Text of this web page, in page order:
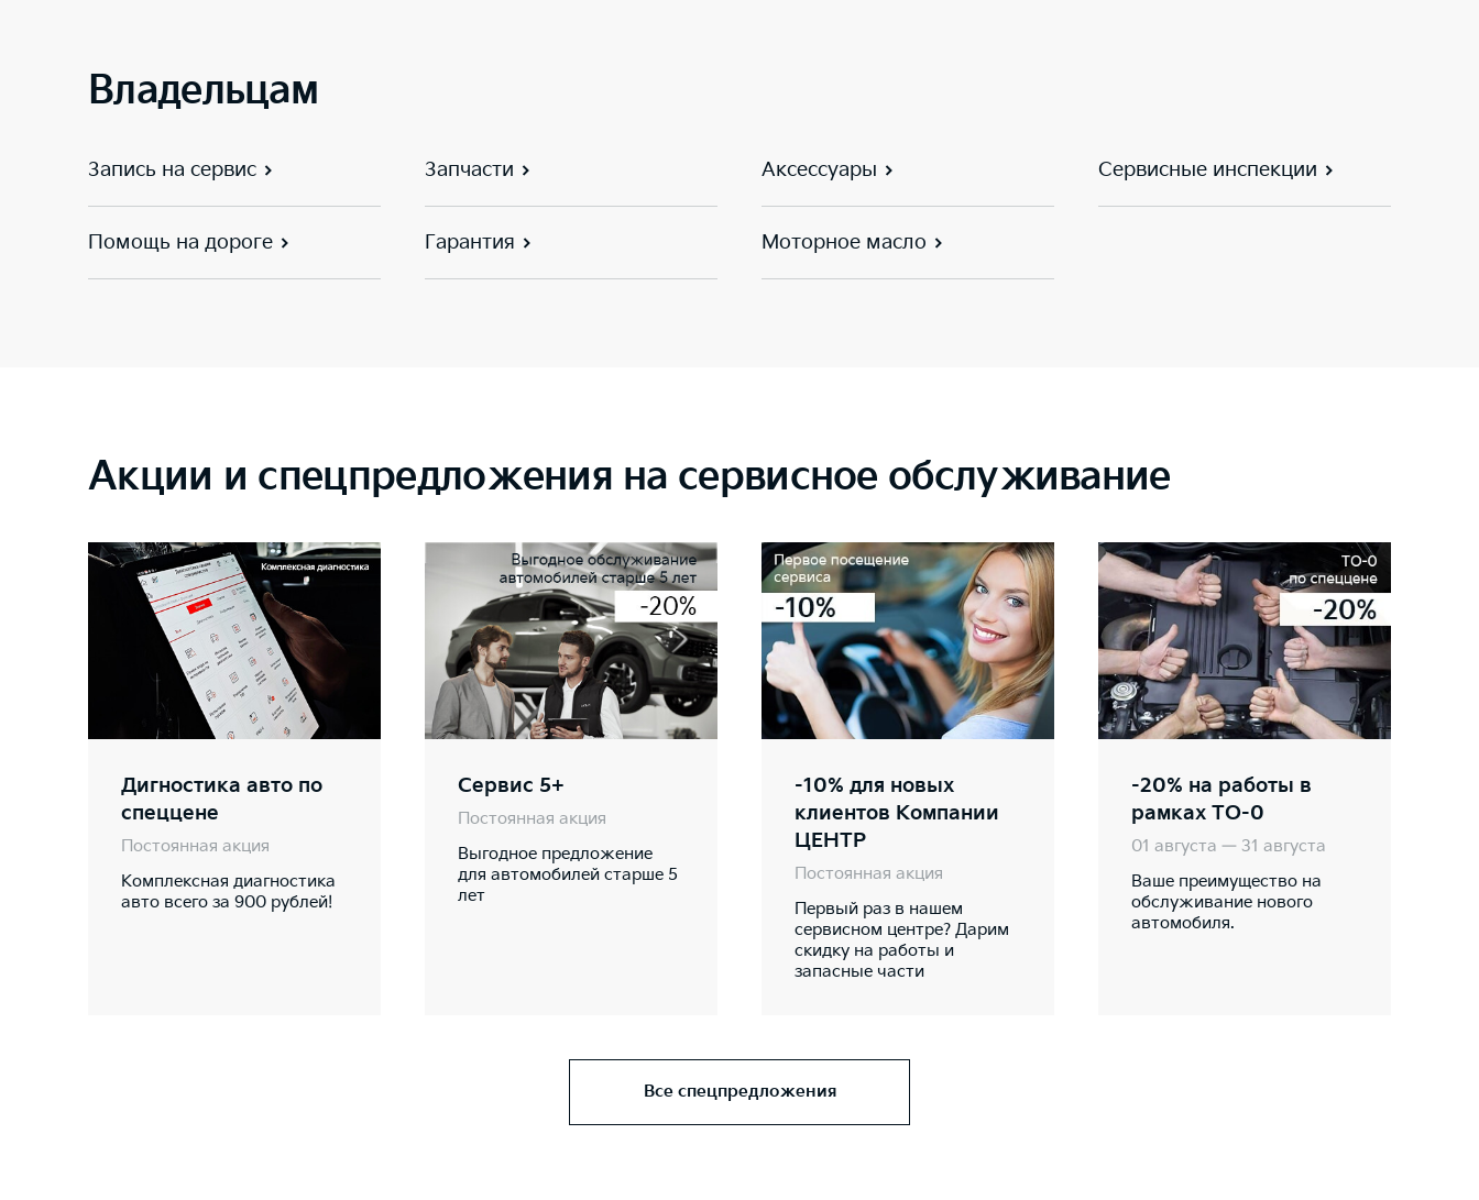
Владельцам
Запись на сервис Запчасти Аксессуары Сервисные инспекции
Помощь на дороге Гарантия Моторное масло
Акции и спецпредложения на сервисное обслуживание
Дигностика авто по
спеццене
Постоянная акция
Комплексная диагностика
авто всего за 900 рублей!
Сервис 5+
Постоянная акция
Выгодное предложение
для автомобилей старше 5
лет
-10% для новых
клиентов Компании
ЦЕНТР
Постоянная акция
Первый раз в нашем
сервисном центре? Дарим
скидку на работы и
запасные части
-20% на работы в
рамках ТО-0
01 августа — 31 августа
Ваше преимущество на
обслуживание нового
автомобиля.
Все спецпредложения